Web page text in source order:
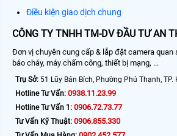
Điều kiện giao dịch chung
CÔNG TY TNHH TM-DV ĐẦU TƯ AN
Đơn vị chuyên cung cấp & lắp đặt camera quan
báo cháy, máy chấm công, thiết bị mạng, ...
Trụ Sở: 51 Lũy Bán Bích, Phường Phú Thạnh, TP.
Hotline Tư Vấn: 0938.11.23.99
Hotline Tư Vấn 1: 0906.72.73.77
Tư Vấn Kỹ Thuật: 0906.855.330